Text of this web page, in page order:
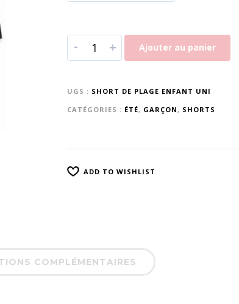
- + Ajouter au panier
UGS : SHORT DE PLAGE ENFANT UNI
CATÉGORIES : ÉTÉ, GARÇON , SHORTS
ADD TO WISHLIST
COMPLÉMENTAIRES